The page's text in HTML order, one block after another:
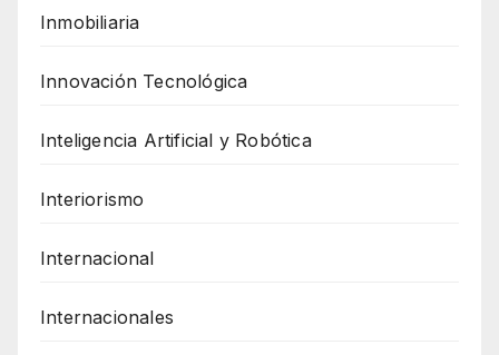
Inmobiliaria
Innovación Tecnológica
Inteligencia Artificial y Robótica
Interiorismo
Internacional
Internacionales